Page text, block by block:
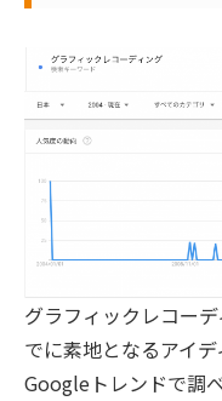
グラフィックレコー
でに素地となるアイ
Googleトレンドで調